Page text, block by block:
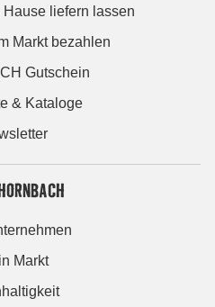
liefern lassen
Markt bezahlen
Gutschein
& Kataloge
Markt